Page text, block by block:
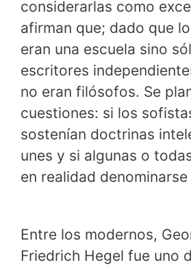
considerarlas como
afirman que; dado que
eran una escuela sino
escritores
no eran filósofos. Se
cuestiones: si los
sostenían doctrinas
unes y si algunas o
en realidad
Entre los modernos,
Friedrich Hegel fue uno